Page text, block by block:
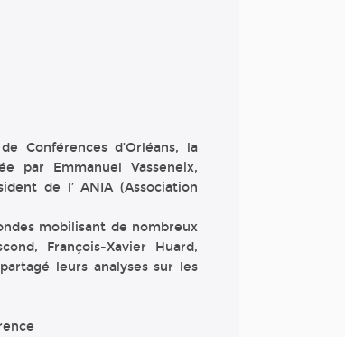
Conférences d’Orléans, la
par Emmanuel Vasseneix,
de l’ ANIA (Association
mobilisant de nombreux
François-Xavier Huard,
leurs analyses sur les